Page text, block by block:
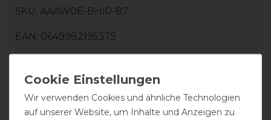
SKU: AAAW0E-BHI0-87
EAN: 0649982195375
Wir verwenden Cookies und ähnliche Technologien
auf unserer Website, um Inhalte und Anzeigen zu